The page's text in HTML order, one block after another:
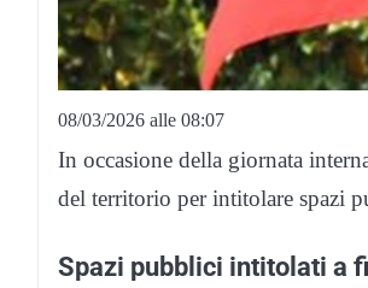
08/03/2026 alle 08:07
In occasione della giornata
del territorio per intitolare spazi
Spazi pubblici intitolati a